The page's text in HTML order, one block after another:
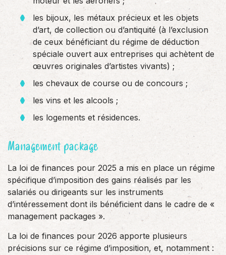
les bijoux, les métaux précieux et les objets
d’art, de collection ou d’antiquité (à l’exclusion
de ceux bénéficiant du régime de déduction
spéciale ouvert aux entreprises qui achètent de
œuvres originales d’artistes vivants) ;
les chevaux de course ou de concours ;
les vins et les alcools ;
les logements et résidences.
Management package
La loi de finances pour 2025 a mis en place un régime
spécifique d’imposition des gains réalisés par les
salariés ou dirigeants sur les instruments
d’intéressement dont ils bénéficient dans le cadre de «
management packages ».
La loi de finances pour 2026 apporte plusieurs
précisions sur ce régime d’imposition, et, notamment :